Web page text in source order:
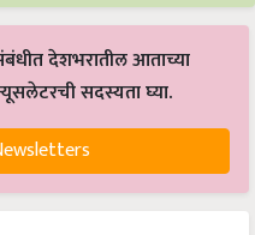
देशभरातील आताच्या
सदस्यता घ्या.